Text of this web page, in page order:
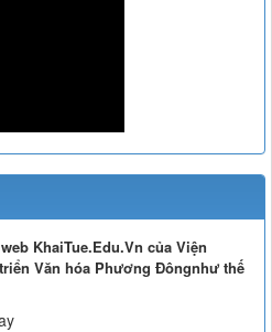
KhaiTue.Edu.Vn của Viện
Văn hóa Phương Đôngnhư thế